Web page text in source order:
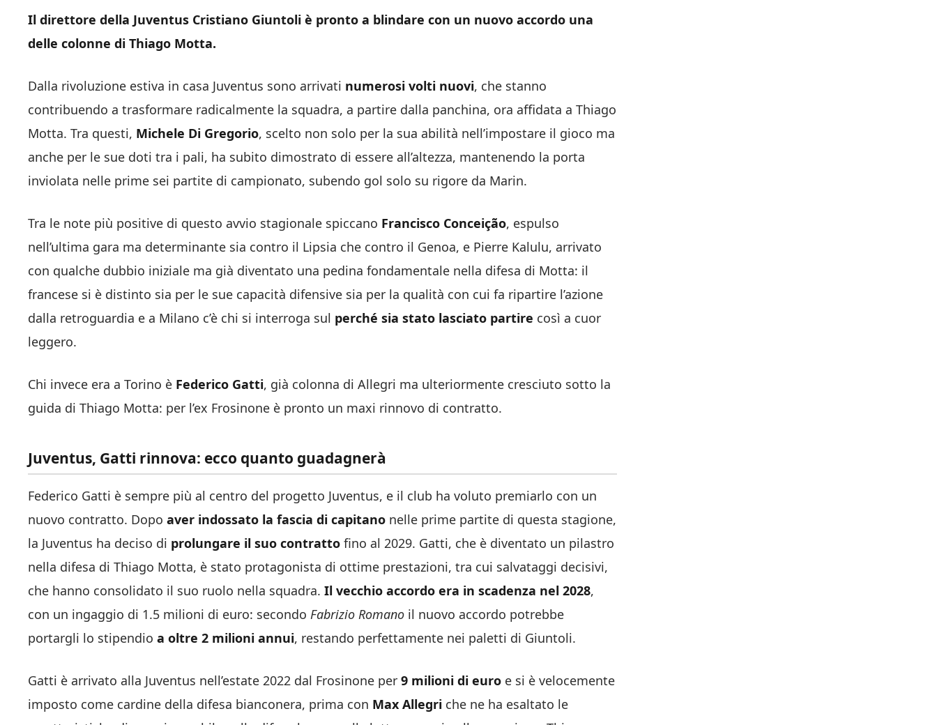
Il direttore della Juventus Cristiano Giuntoli è pronto a blindare con un nuovo accordo una
delle colonne di Thiago Motta.
Dalla rivoluzione estiva in casa Juventus sono arrivati numerosi volti nuovi, che stanno
contribuendo a trasformare radicalmente la squadra, a partire dalla panchina, ora affidata a Thiago
Motta. Tra questi, Michele Di Gregorio, scelto non solo per la sua abilità nell’impostare il gioco ma
anche per le sue doti tra i pali, ha subito dimostrato di essere all’altezza, mantenendo la porta
inviolata nelle prime sei partite di campionato, subendo gol solo su rigore da Marin.
Tra le note più positive di questo avvio stagionale spiccano Francisco Conceição, espulso
nell’ultima gara ma determinante sia contro il Lipsia che contro il Genoa, e Pierre Kalulu, arrivato
con qualche dubbio iniziale ma già diventato una pedina fondamentale nella difesa di Motta: il
francese si è distinto sia per le sue capacità difensive sia per la qualità con cui fa ripartire l’azione
dalla retroguardia e a Milano c’è chi si interroga sul perché sia stato lasciato partire così a cuor
leggero.
Chi invece era a Torino è Federico Gatti, già colonna di Allegri ma ulteriormente cresciuto sotto la
guida di Thiago Motta: per l’ex Frosinone è pronto un maxi rinnovo di contratto.
Juventus, Gatti rinnova: ecco quanto guadagnerà
Federico Gatti è sempre più al centro del progetto Juventus, e il club ha voluto premiarlo con un
nuovo contratto. Dopo aver indossato la fascia di capitano nelle prime partite di questa stagione,
la Juventus ha deciso di prolungare il suo contratto fino al 2029. Gatti, che è diventato un pilastro
nella difesa di Thiago Motta, è stato protagonista di ottime prestazioni, tra cui salvataggi decisivi,
che hanno consolidato il suo ruolo nella squadra. Il vecchio accordo era in scadenza nel 2028,
con un ingaggio di 1.5 milioni di euro: secondo Fabrizio Romano il nuovo accordo potrebbe
portargli lo stipendio a oltre 2 milioni annui, restando perfettamente nei paletti di Giuntoli.
Gatti è arrivato alla Juventus nell’estate 2022 dal Frosinone per 9 milioni di euro e si è velocemente
imposto come cardine della difesa bianconera, prima con Max Allegri che ne ha esaltato le